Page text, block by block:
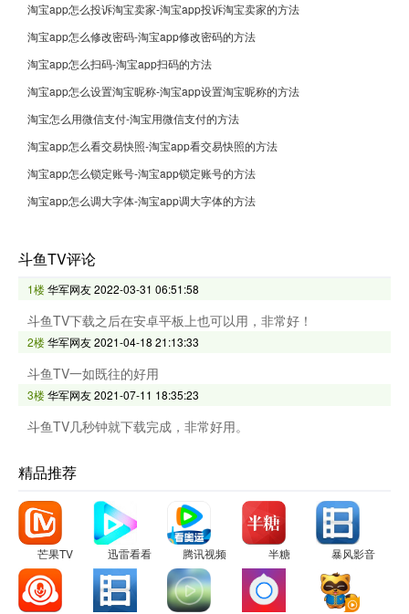
淘宝app怎么投诉淘宝卖家-淘宝app投诉淘宝卖家的方法
淘宝app怎么修改密码-淘宝app修改密码的方法
淘宝app怎么扫码-淘宝app扫码的方法
淘宝app怎么设置淘宝昵称-淘宝app设置淘宝昵称的方法
淘宝怎么用微信支付-淘宝用微信支付的方法
淘宝app怎么看交易快照-淘宝app看交易快照的方法
淘宝app怎么锁定账号-淘宝app锁定账号的方法
淘宝app怎么调大字体-淘宝app调大字体的方法
斗鱼TV评论
1楼华军网友2022-03-31 06:51:58
斗鱼TV下载之后在安卓平板上也可以用，非常好！
2楼华军网友2021-04-18 21:13:33
斗鱼TV一如既往的好用
3楼华军网友2021-07-11 18:35:23
斗鱼TV几秒钟就下载完成，非常好用。
精品推荐
芒果TV 迅雷看看 腾讯视频 半糖 暴风影音